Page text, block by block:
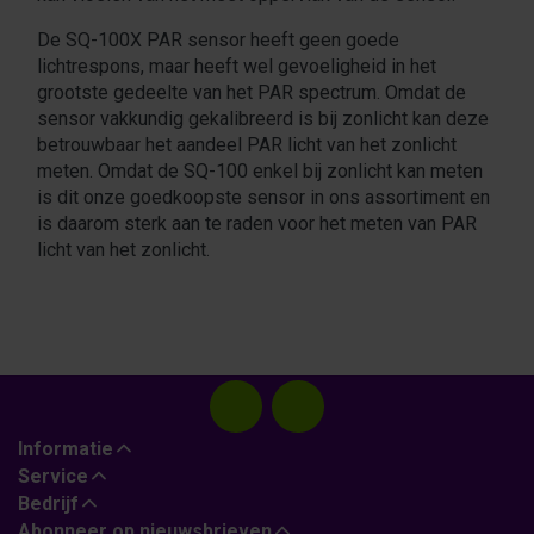
De SQ-100X PAR sensor heeft geen goede
lichtrespons, maar heeft wel gevoeligheid in het
grootste gedeelte van het PAR spectrum. Omdat de
sensor vakkundig gekalibreerd is bij zonlicht kan deze
betrouwbaar het aandeel PAR licht van het zonlicht
meten. Omdat de SQ-100 enkel bij zonlicht kan meten
is dit onze goedkoopste sensor in ons assortiment en
is daarom sterk aan te raden voor het meten van PAR
licht van het zonlicht.
Informatie
Service
Bedrijf